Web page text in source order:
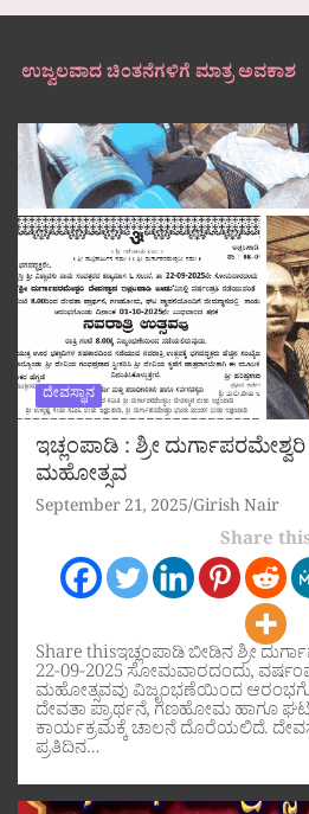
ಉಜ್ವಲವಾದ ಚಿಂತನೆಗಳಿಗೆ ಮಾತ್ರ ಅವಕಾಶ
ದೇವಸ್ಥಾನ
ಇಚ್ಲಂಪಾಡಿ : ಶ್ರೀ
ಮಹೋತ್ಸವ
September 21, 2025 Girish Nair
Share
Share thisಇಚ್ಲಂಪಾಡಿ ಬೀಡಿನ ಶ್ರೀ
22-09-2025 ಸೋಮವಾರದಂದು,
ಮಹೋತ್ಸವವು ವಿಜೃಂಭಣೆಯಿಂದ
ದೇವತಾ ಪ್ರಾರ್ಥನೆ, ಗಣಹೋಮ ಹಾಗೂ
ಕಾರ್ಯಕ್ರಮಕ್ಕೆ ಚಾಲನೆ ದೊರೆಯಲಿದೆ.
ಪ್ರತಿದಿನ…